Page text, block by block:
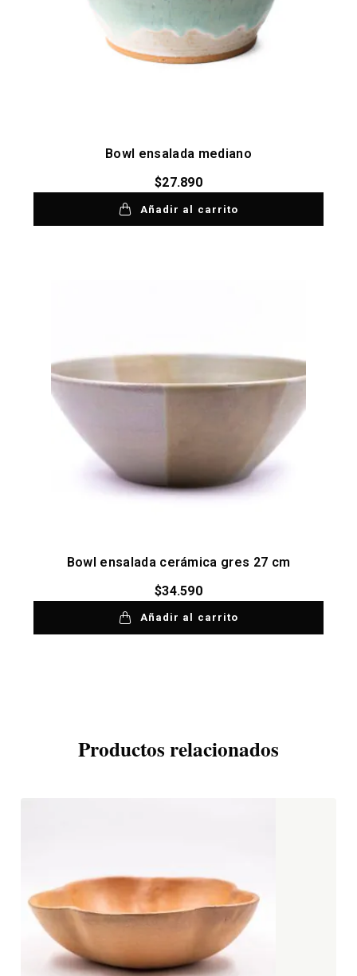
Bowl ensalada mediano
$27.890
Añadir al carrito
Bowl ensalada cerámica gres 27 cm
$34.590
Añadir al carrito
Productos relacionados